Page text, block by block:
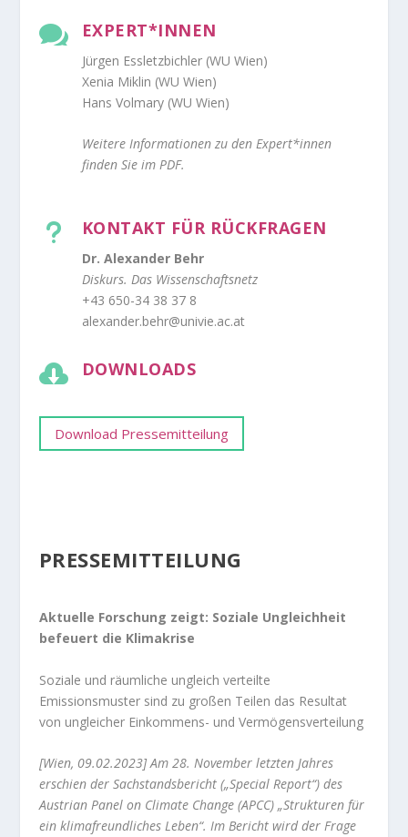
 EXPERT*INNEN
Jürgen Essletzbichler (WU Wien)
Xenia Miklin (WU Wien)
Hans Volmary(WU Wien)
Weitere Informationen zu den Expert*innen
finden Sie im PDF.
u KONTAKT FÜR RÜCKFRAGEN
Dr. Alexander Behr
Diskurs. Das Wissenschaftsnetz
+43 650-34 38 37 8
alexander.behr@univie.ac.at
 DOWNLOADS
Download Pressemitteilung
PRESSEMITTEILUNG
Aktuelle Forschung zeigt: Soziale Ungleichheit
befeuert die Klimakrise
Soziale und räumliche ungleich verteilte
Emissionsmuster sind zu großen Teilen das Resultat
von ungleicher Einkommens- und Vermögensverteilung
[Wien, 09.02.2023] Am 28. November letzten Jahres
erschien der Sachstandsbericht („Special Report“) des
Austrian Panel on Climate Change (APCC) „Strukturen für
ein klimafreundliches Leben“. Im Bericht wird der Frage